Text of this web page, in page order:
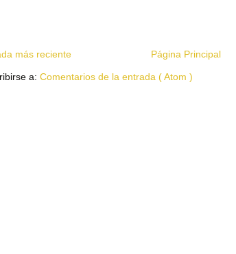
más reciente Página Principal
a: Comentarios de la entrada ( Atom )